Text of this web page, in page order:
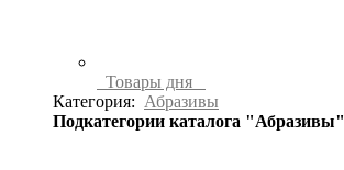
Товары дня
Категория: Абразивы
Подкатегории каталога "Абразивы"